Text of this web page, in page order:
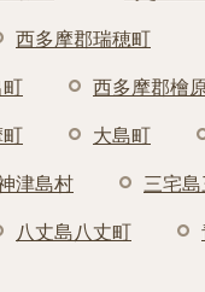
西多摩郡瑞穂町
町 西多摩郡檜
町 大島町
津島村 三宅
八丈島八丈町